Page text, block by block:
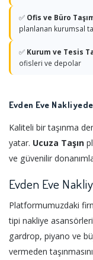
✅ Ofis ve Büro
planlanan kurumsal
✅ Kurum ve Tesis
ofisleri ve depolar
Evden Eve
Kaliteli bir taşınma
yatar. Ucuza Taşın
ve güvenilir
Evden Eve
Platformumuzdaki
tipi nakliye
gardrop, piyano ve
vermeden